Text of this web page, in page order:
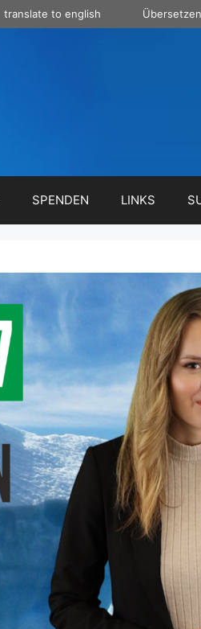
translate to english
SPENDEN LINKS